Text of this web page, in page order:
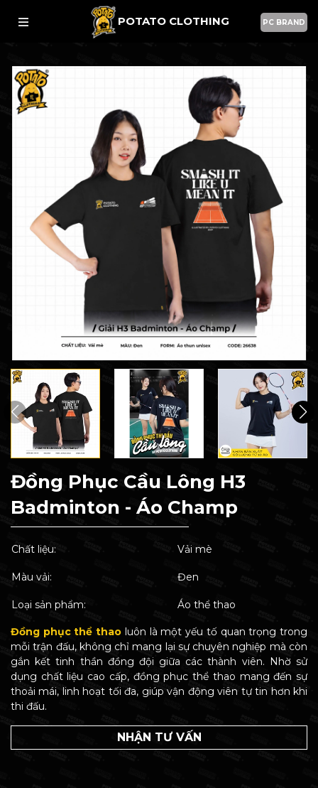
POTATO CLOTHING PC BRAND
Đồng Phục Cầu Lông H3
Badminton - Áo Champ
Chất liệu: Vải mè
Màu vải: Đen
Loại sản phẩm: Áo thể thao
Đồng phục thể thao luôn là một yếu tố quan trọng trong
mỗi trận đấu, không chỉ mang lại sự chuyên nghiệp mà còn
gắn kết tinh thần đồng đội giữa các thành viên. Nhờ sử
dụng chất liệu cao cấp, đồng phục thể thao mang đến sự
thoải mái, linh hoạt tối đa, giúp vận động viên tự tin hơn khi
thi đấu.
NHẬN TƯ VẤN